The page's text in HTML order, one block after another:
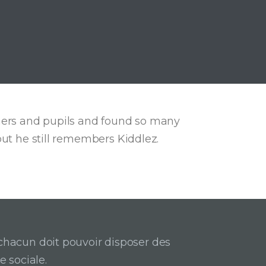
and pupils and found so many
he still remembers Kiddlez.
chacun doit pouvoir disposer des
sociale.